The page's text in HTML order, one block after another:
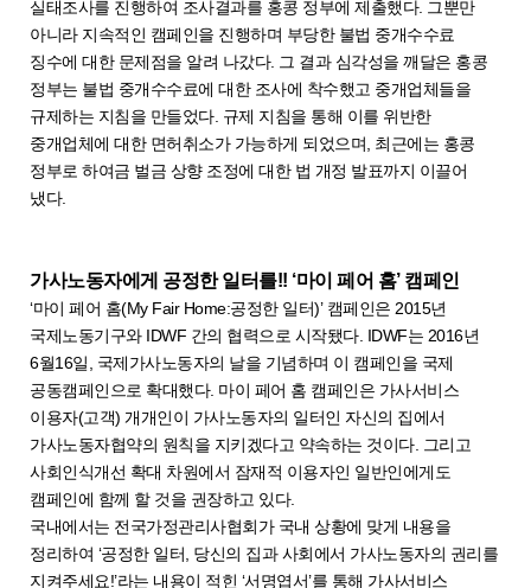
실태조사를 진행하여 조사결과를 홍콩 정부에 제출했다. 그뿐만
아니라 지속적인 캠페인을 진행하며 부당한 불법 중개수수료
징수에 대한 문제점을 알려 나갔다. 그 결과 심각성을 깨달은 홍콩
정부는 불법 중개수수료에 대한 조사에 착수했고 중개업체들을
규제하는 지침을 만들었다. 규제 지침을 통해 이를 위반한
중개업체에 대한 면허취소가 가능하게 되었으며, 최근에는 홍콩
정부로 하여금 벌금 상향 조정에 대한 법 개정 발표까지 이끌어
냈다.
가사노동자에게 공정한 일터를!! ‘마이 페어 홈’ 캠페인
‘마이 페어 홈(My Fair Home:공정한 일터)’ 캠페인은 2015년
국제노동기구와 IDWF 간의 협력으로 시작됐다. IDWF는 2016년
6월16일, 국제가사노동자의 날을 기념하며 이 캠페인을 국제
공동캠페인으로 확대했다. 마이 페어 홈 캠페인은 가사서비스
이용자(고객) 개개인이 가사노동자의 일터인 자신의 집에서
가사노동자협약의 원칙을 지키겠다고 약속하는 것이다. 그리고
사회인식개선 확대 차원에서 잠재적 이용자인 일반인에게도
캠페인에 함께 할 것을 권장하고 있다.
국내에서는 전국가정관리사협회가 국내 상황에 맞게 내용을
정리하여 ‘공정한 일터, 당신의 집과 사회에서 가사노동자의 권리를
지켜주세요!’라는 내용이 적힌 ‘서명엽서’를 통해 가사서비스